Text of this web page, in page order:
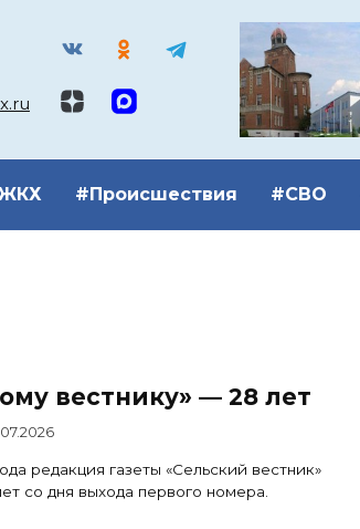
#Происшествия #СВО
вестнику» — 28 лет
редакция газеты «Сельский вестник»
со дня выхода первого номера.